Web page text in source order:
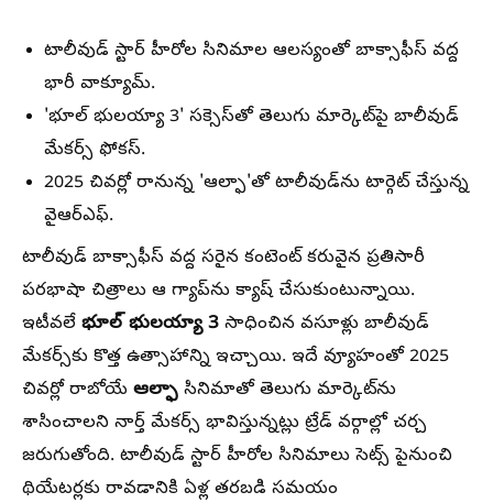
టాలీవుడ్ స్టార్ హీరోల సినిమాల ఆలస్యంతో బాక్సాఫీస్ వద్ద
భారీ వాక్యూమ్.
'భూల్ భులయ్యా 3' సక్సెస్‌తో తెలుగు మార్కెట్‌పై బాలీవుడ్
మేకర్స్ ఫోకస్.
2025 చివర్లో రానున్న 'ఆల్ఫా'తో టాలీవుడ్‌ను టార్గెట్ చేస్తున్న
వైఆర్ఎఫ్.
టాలీవుడ్ బాక్సాఫీస్ వద్ద సరైన కంటెంట్ కరువైన ప్రతిసారీ
పరభాషా చిత్రాలు ఆ గ్యాప్‌ను క్యాష్ చేసుకుంటున్నాయి.
ఇటీవలే భూల్ భులయ్యా 3 సాధించిన వసూళ్లు బాలీవుడ్
మేకర్స్‌కు కొత్త ఉత్సాహాన్ని ఇచ్చాయి. ఇదే వ్యూహంతో 2025
చివర్లో రాబోయే ఆల్ఫా సినిమాతో తెలుగు మార్కెట్‌ను
శాసించాలని నార్త్ మేకర్స్ భావిస్తున్నట్లు ట్రేడ్ వర్గాల్లో చర్చ
జరుగుతోంది. టాలీవుడ్ స్టార్ హీరోల సినిమాలు సెట్స్ పైనుంచి
థియేటర్లకు రావడానికి ఏళ్ల తరబడి సమయం